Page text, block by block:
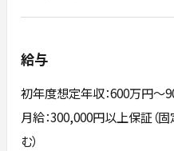
給与
初年度想定年収：600万円〜
月給：300,000円以上保証（
む）